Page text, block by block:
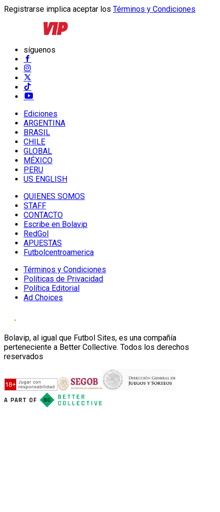
Registrarse implica aceptar los Términos y Condiciones
síguenos
Ediciones
ARGENTINA
BRASIL
CHILE
GLOBAL
MÉXICO
PERU
US ENGLISH
QUIENES SOMOS
STAFF
CONTACTO
Escribe en Bolavip
RedGol
APUESTAS
Futbolcentroamerica
Términos y Condiciones
Políticas de Privacidad
Política Editorial
Ad Choices
Bolavip, al igual que Futbol Sites, es una compañía
perteneciente a Better Collective. Todos los derechos
reservados